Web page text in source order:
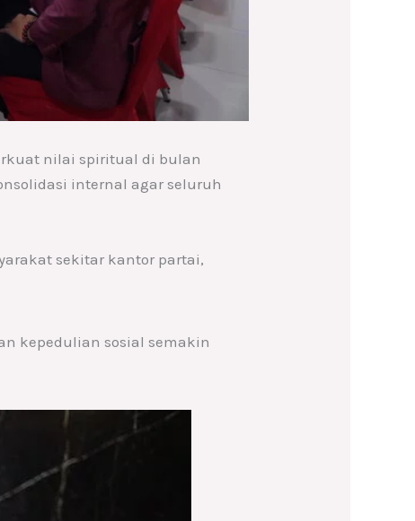
nilai spiritual di bulan
internal agar seluruh
sekitar kantor partai,
kepedulian sosial semakin